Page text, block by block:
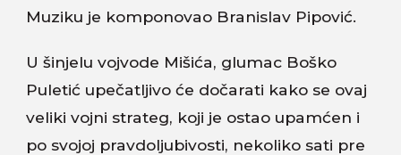
Muziku je komponovao Branislav Pipović.
U šinjelu vojvode Mišića, glumac Boško
Puletić upečatljivo će dočarati kako se ovaj
veliki vojni strateg, koji je ostao upamćen i
po svojoj pravdoljubivosti, nekoliko sati pre